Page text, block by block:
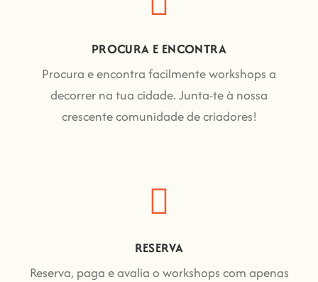
PROCURA E ENCONTRA
Procura e encontra facilmente workshops a
decorrer na tua cidade. Junta-te à nossa
crescente comunidade de criadores!
RESERVA
Reserva, paga e avalia o workshops com apenas